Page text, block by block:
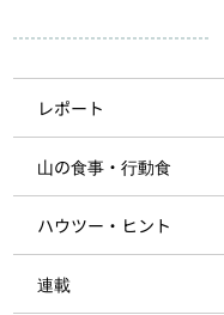
レポート
山の食事・行動食
ハウツー・ヒント
連載